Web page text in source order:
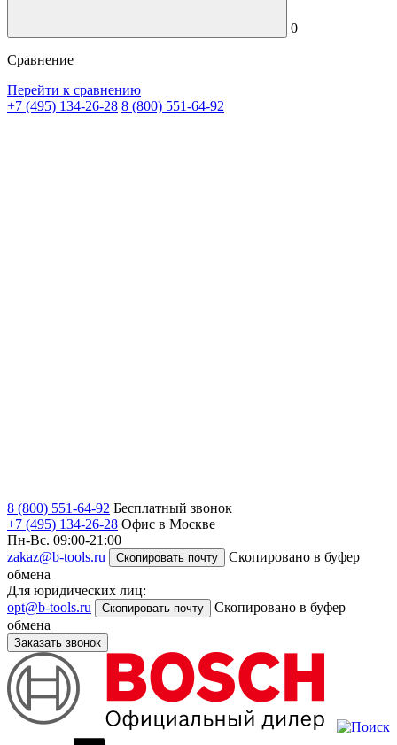
0
Сравнение
Перейти к сравнению
+7 (495) 134-26-28 8 (800) 551-64-92
8 (800) 551-64-92 Бесплатный звонок
+7 (495) 134-26-28 Офис в Москве
Пн-Вс. 09:00-21:00
zakaz@b-tools.ru
Скопировать почту
Скопировано в буфер
обмена
Для юридических лиц:
opt@b-tools.ru
Скопировать почту
Скопировано в буфер
обмена
Заказать звонок